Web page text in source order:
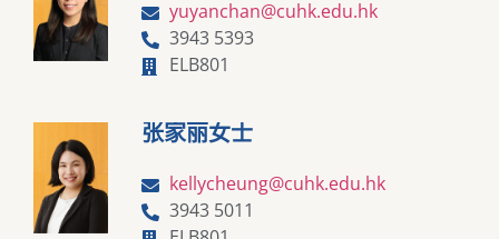
yuyanchan@cuhk.edu.hk
3943 5393
ELB801
张家丽女士
kellycheung@cuhk.edu.hk
3943 5011